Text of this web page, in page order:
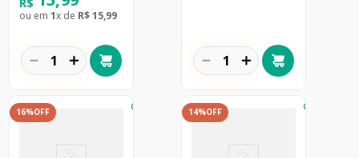
ou em 1x de R$15,99
＋
－ ＋
－
16%OFF 14%OFF